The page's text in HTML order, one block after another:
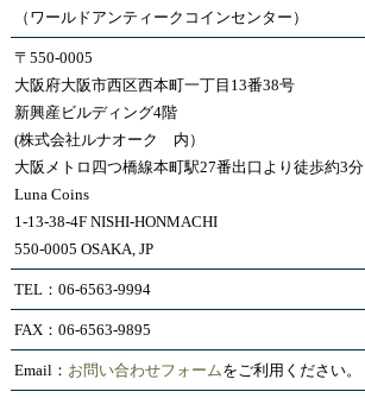
（ワールドアンティークコインセンター）
〒550-0005
大阪府大阪市西区西本町一丁目13番38号
新興産ビルディング4階
(株式会社ルナオーク 内）
大阪メトロ四つ橋線本町駅27番出口より徒歩約3分
Luna Coins
1-13-38-4F NISHI-HONMACHI
550-0005 OSAKA, JP
TEL：06-6563-9994
FAX：06-6563-9895
Email： お問い合わせフォームをご利用ください。